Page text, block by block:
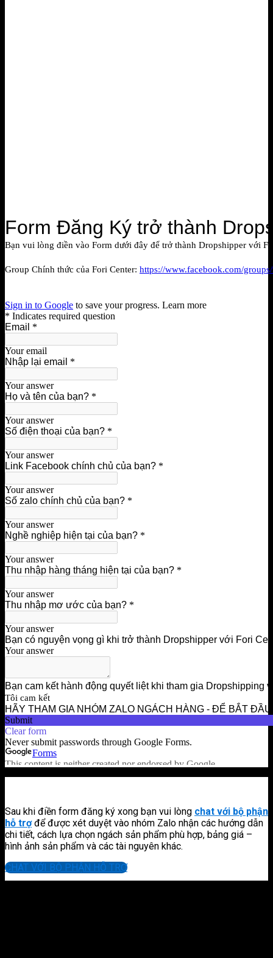
Sau khi điền form đăng ký xong bạn vui lòng chat với bộ phận
hỗ trợđể được xét duyệt vào nhóm Zalo nhận các hướng dẫn
chi tiết, cách lựa chọn ngách sản phẩm phù hợp, bảng giá –
hình ảnh sản phẩm và các tài nguyên khác.
CHAT VỚI BỘ PHẬN HỖ TRỢ